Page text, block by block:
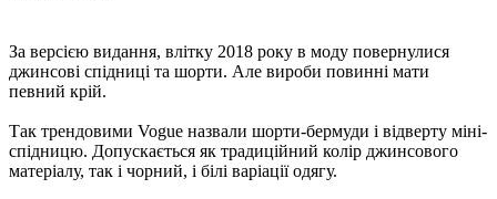
За версією видання, влітку 2018 року в моду повернулися
джинсові спідниці та шорти. Але вироби повинні мати
певний крій.
Так трендовими Vogue назвали шорти-бермуди і відверту міні-
спідницю. Допускається як традиційний колір джинсового
матеріалу, так і чорний, і білі варіації одягу.